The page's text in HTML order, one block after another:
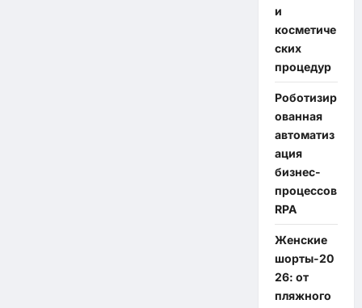
и
косметиче
ских
процедур
Роботизир
ованная
автоматиз
ация
бизнес-
процессов
RPA
Женские
шорты-20
26: от
пляжного